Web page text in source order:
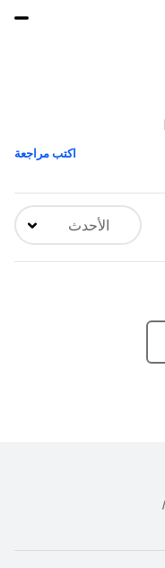
اكتب مراجعة
الأحدث